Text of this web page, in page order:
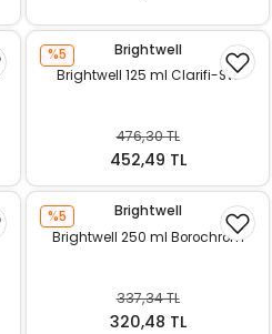
%5
Brightwell
Brightwell 125 ml Clarifi-SW
476,30 TL
452,49 TL
%5
Brightwell
Brightwell 250 ml Borochrom
337,34 TL
320,48 TL